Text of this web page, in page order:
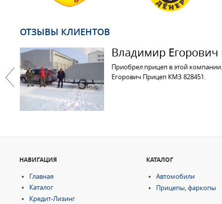
ОТЗЫВЫ КЛИЕНТОВ
Владимир Егорович
Приобрел прицеп в этой
Егорович Прицеп КМЗ 828451.
НАВИГАЦИЯ
Главная
Каталог
Кредит-Лизинг
КАТАЛОГ
Автомобили
Прицепы, фаркопы